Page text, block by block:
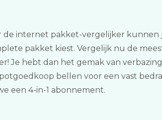
internet pakket-vergelijker kunnen
pakket kiest. Vergelijk nu de
Je hebt dan het gemak van
bellen voor een vast
een 4-in-1 abonnement.